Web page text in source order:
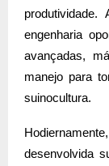
engenharia
avançadas,
manejo para
suinocultura.
desenvolvida